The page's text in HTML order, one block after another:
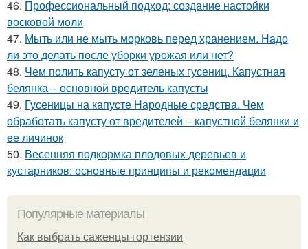
46. Профессиональный подход: создание настойки
восковой моли
47. Мыть или не мыть морковь перед хранением. Надо
ли это делать после уборки урожая или нет?
48. Чем полить капусту от зеленых гусениц. Капустная
белянка – основной вредитель капусты
49. Гусеницы на капусте Народные средства. Чем
обработать капусту от вредителей – капустной белянки и
ее личинок
50. Весенняя подкормка плодовых деревьев и
кустарников: основные принципы и рекомендации
Популярные материалы
Как выбрать саженцы гортензии